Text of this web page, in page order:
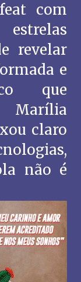
com
revelar
e
que
claro
não é